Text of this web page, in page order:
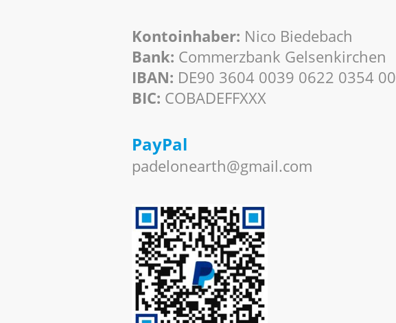
PayPal
padelonearth@gmail.com
Kontoinhaber: Nico Biedebach
Bank: Commerzbank Gelsenkirchen
IBAN: DE90 3604 0039 0622 0354 00
BIC: COBADEFFXXX